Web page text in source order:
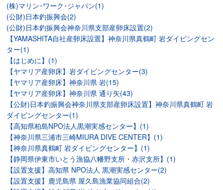
(株)マリン･ワーク･ジャパン(1)
(公財)日本釣振興会(2)
(公財)日本釣振興会神奈川県支部産卵床設置(2)
【YAMASHITA自社産卵床設置】神奈川県真鶴町 岩ダイビングセン
ター(1)
【はじめに】(1)
【ヤマリア産卵床】岩ダイビングセンター(3)
【ヤマリア産卵床】神奈川県 岩(15)
【ヤマリア産卵床】神奈川県 通り矢(43)
【公財)日本釣振興会神奈川県支部産卵床設置】神奈川県真鶴町 岩
ダイビングセンター(1)
【高知県柏島NPO法人黒潮実感センター】(1)
【神奈川県三浦市三崎MIURA DIVE CENTER】(1)
【神奈川県真鶴町 岩ダイビングセンター】(1)
【静岡県伊東市いとう漁協八幡野支所・赤沢支所】(1)
【設置支援】高知県 NPO法人 黒潮実感センター(2)
【設置支援】鹿児島県 屋久島漁業協同組合(2)